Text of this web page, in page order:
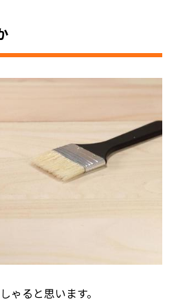
ゃると思います。